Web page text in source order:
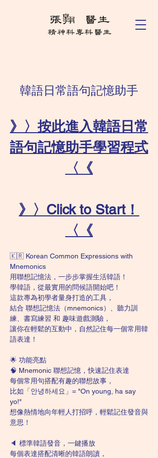
韓語日常語句記憶助手
》〉按此進入韓語日常
語句記憶助手學習程式
〈《
》〉Click to Start！
〈《
🇰🇷 Korean Common Expressions with
Mnemonics
用聯想記憶法，一步步掌握生活韓語！
學韓語，從最實用的問候語開始吧！
這款專為初學者量身打造的工具，
結合 聯想記憶法（mnemonics）、聽力訓
練、書寫練習 和 趣味遊戲測驗，
讓你在輕鬆的互動中，自然記住每一個常用韓
語表達！
🌟 功能亮點
🧠 Mnemonic 聯想記憶，快速記住表達
每個常用句搭配有趣的聯想故事，
比如「안녕하세요」= "On young, ha say
yo!"
想像熱情地向年輕人打招呼，輕鬆記住發音與
意思！
🔈 標準韓語發音，一鍵播放
每個表達搭配清晰的韓語朗讀，